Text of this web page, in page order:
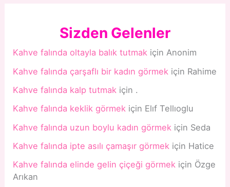
Sizden Gelenler
Kahve falında oltayla balık tutmak içinAnonim
Kahve falında çarşaflı bir kadın görmek için Rahime
Kahve falında kalp tutmak için .
Kahve falında keklik görmek için Elıf Tellıoglu
Kahve falında uzun boylu kadın görmek için Seda
Kahve falında ipte asılı çamaşır görmek için Hatice
Kahve falında elinde gelin çiçeği görmek için Özge
Arıkan